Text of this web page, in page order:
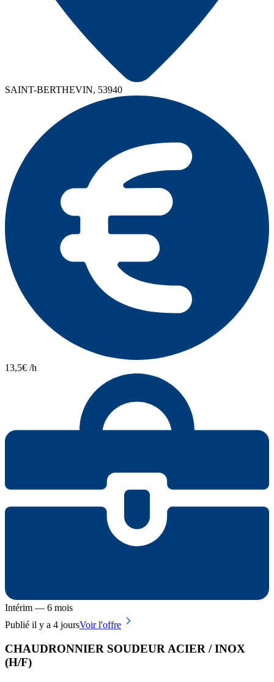
SAINT-BERTHEVIN, 53940
13,5€ /h
Intérim — 6 mois
Publié il y a 4 joursVoir l'offre
CHAUDRONNIER SOUDEUR ACIER / INOX
(H/F)